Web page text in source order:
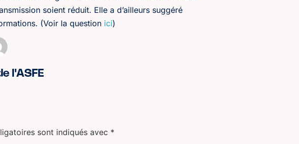
soient réduit. Elle a d’ailleurs suggéré
(Voir la question ici)
l'ASFE
sont indiqués avec *